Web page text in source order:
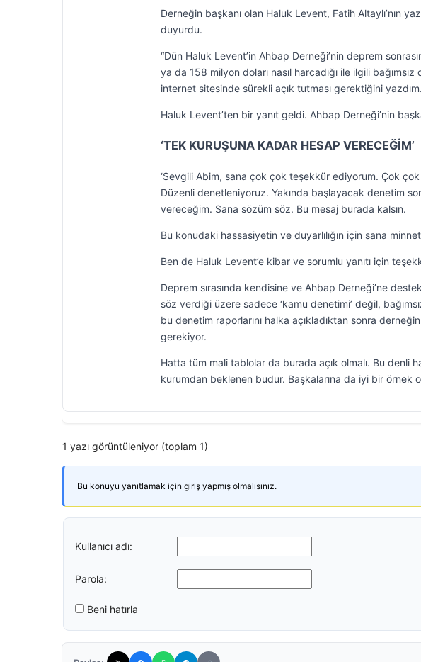
Derneğin başkanı olan Haluk Levent, Fatih Altaylı’nın
duyurdu.
“Dün Haluk Levent’in Ahbap Derneği’nin deprem
ya da 158 milyon doları nasıl harcadığı ile ilgili
internet sitesinde sürekli açık tutması gerektiğini yazdım.
Haluk Levent’ten bir yanıt geldi. Ahbap Derneği’nin
‘TEK KURUŞUNA KADAR HESAP VERECEĞİM’
‘Sevgili Abim, sana çok çok teşekkür ediyorum. Çok
Düzenli denetleniyoruz. Yakında başlayacak denetim
vereceğim. Sana sözüm söz. Bu mesaj burada kalsın.
Bu konudaki hassasiyetin ve duyarlılığın için sana
Ben de Haluk Levent’e kibar ve sorumlu yanıtı için
Deprem sırasında kendisine ve Ahbap Derneği’ne
söz verdiği üzere sadece ‘kamu denetimi’ değil,
bu denetim raporlarını halka açıkladıktan sonra
gerekiyor.
Hatta tüm mali tablolar da burada açık olmalı. Bu
kurumdan beklenen budur. Başkalarına da iyi bir örnek
1 yazı görüntüleniyor (toplam 1)
Bu konuyu yanıtlamak için giriş yapmış olmalısınız.
Kullanıcı adı:
Parola:
Beni hatırla